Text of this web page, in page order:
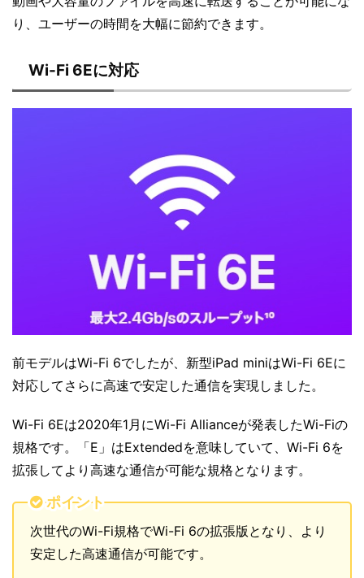
り、ユーザーの時間を大幅に節約できます。
Wi-Fi 6Eに対応
前モデルはWi-Fi 6でしたが、新型iPad miniはWi-Fi 6Eに
対応してさらに高速で安定した通信を実現しました。
Wi-Fi 6Eは2020年1月にWi-Fi Allianceが発表したWi-Fiの
規格です。「E」はExtendedを意味していて、Wi-Fi 6を
拡張してより高速な通信が可能な規格となります。
ポイント
次世代のWi-Fi規格でWi-Fi 6の拡張版となり、より
安定した高速通信が可能です。